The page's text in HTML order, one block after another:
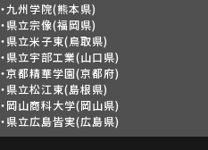
・九州学院(熊本県)
・県立宗像(福岡県)
・県立米子東(鳥取県)
・県立宇部工業(山口県)
・京都精華学園(京都府)
・県立松江東(島根県)
・岡山商科大学(岡山県)
・県立広島皆実(広島県)